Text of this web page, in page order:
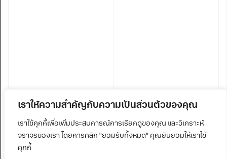
เราให้ความสำคัญกับความเป็นส่วนตัวของคุณ
เราใช้คุกกี้เพื่อเพิ่มประสบการณ์การเรียกดูของคุณ และวิเคราะห์
จราจรของเรา โดยการคลิก "ยอมรับทั้งหมด" คุณยินยอมให้เราใช้
คุกกี้